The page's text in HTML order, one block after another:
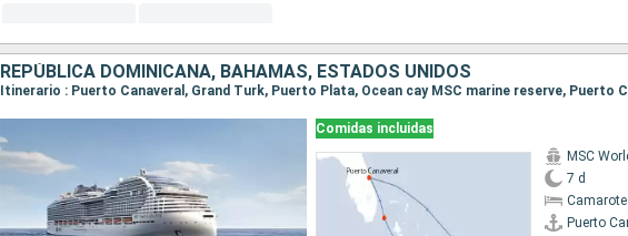
REPÚBLICA DOMINICANA, BAHAMAS, ESTADOS UNIDOS
Itinerario : Puerto Canaveral, Grand Turk, Puerto Plata, Ocean cay MSC marine reserve, Puerto
Comidas incluidas
MSC
7 d
Puerto